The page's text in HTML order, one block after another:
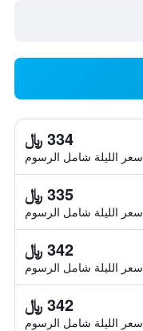
334 ﷼
سعر الليلة شامل الرسوم
335 ﷼
سعر الليلة شامل الرسوم
342 ﷼
سعر الليلة شامل الرسوم
342 ﷼
سعر الليلة شامل الرسوم